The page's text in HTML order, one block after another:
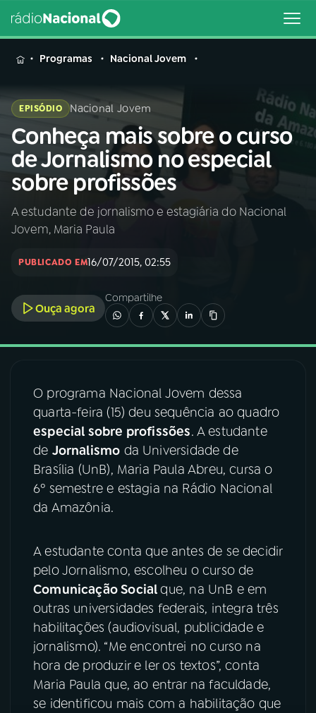
MENU
Buscar
na
Rádio
Nacional
Buscar
AO VIVO
INÍCIO
A RÁDIO
03PROGRAMAÇÃO
04PROGRAMAS
05 PODCASTS
06VIDEOCASTS
FESTIVAL DE MÚSICA
ACOMPANHE A RÁDIO NACIONAL
YouTube Facebook
Programas Nacional Jovem
EPISÓDIO Nacional Jovem
Conheça mais sobre o curso
de Jornalismo no especial
sobre profissões
A estudante de jornalismo e estagiária do Nacional
Jovem, Maria Paula
PUBLICADO EM16/07/2015, 02:55
Ouça agora
Compartilhe
O programa Nacional Jovem dessa
quarta-feira (15) deu sequência ao quadro
especial sobre profissões. A estudante
de Jornalismo da Universidade de
Brasília (UnB), Maria Paula Abreu, cursa o
6º semestre e estagia na Rádio Nacional
da Amazônia.
A estudante conta que antes de se decidir
pelo Jornalismo, escolheu o curso de
Comunicação Socialque, na UnB e em
outras universidades federais, integra três
habilitações (audiovisual, publicidade e
jornalismo). “Me encontrei no curso na
hora de produzir e ler os textos”, conta
Maria Paula que, ao entrar na faculdade,
se identificou mais com a habilitação que